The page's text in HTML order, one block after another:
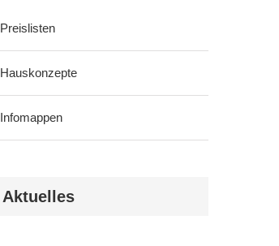
Preislisten
Hauskonzepte
Infomappen
Aktuelles